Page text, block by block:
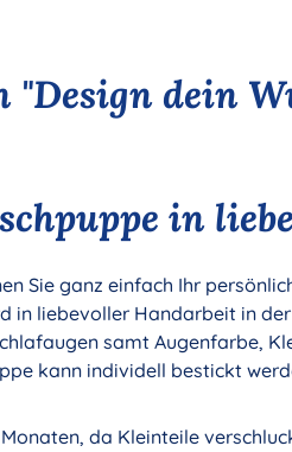
dein
in
Sie ganz einfach Ihr
in liebevoller Handarbeit in
samt Augenfarbe,
kann individell bestickt
da Kleinteile